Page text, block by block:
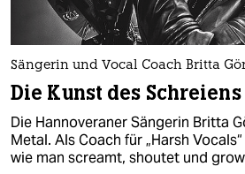
Sängerin und Vocal Coach Britta
Die Kunst des Schreiens
Die Hannoveraner Sängerin Britta
Metal. Als Coach für „Harsh
wie man screamt, shoutet und